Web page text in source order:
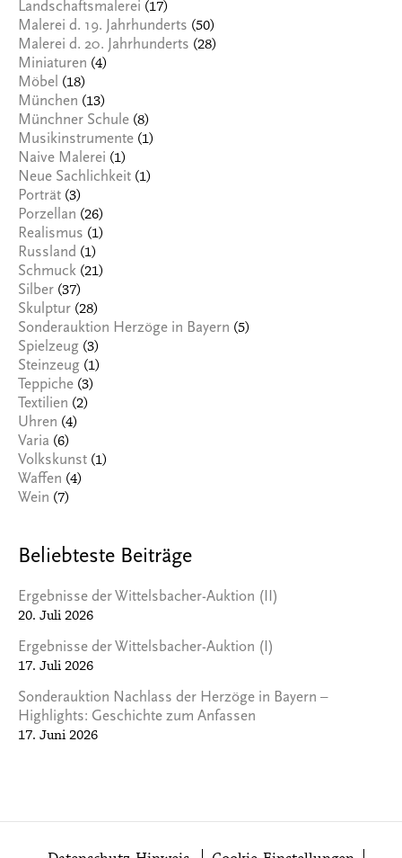
Landschaftsmalerei (17)
Malerei d. 19. Jahrhunderts (50)
Malerei d. 20. Jahrhunderts (28)
Miniaturen (4)
Möbel (18)
München (13)
Münchner Schule (8)
Musikinstrumente (1)
Naive Malerei (1)
Neue Sachlichkeit (1)
Porträt (3)
Porzellan (26)
Realismus (1)
Russland (1)
Schmuck (21)
Silber (37)
Skulptur (28)
Sonderauktion Herzöge in Bayern (5)
Spielzeug (3)
Steinzeug (1)
Teppiche (3)
Textilien (2)
Uhren (4)
Varia (6)
Volkskunst (1)
Waffen (4)
Wein (7)
Beliebteste Beiträge
Ergebnisse der Wittelsbacher-Auktion (II)
20. Juli 2026
Ergebnisse der Wittelsbacher-Auktion (I)
17. Juli 2026
Sonderauktion Nachlass der Herzöge in Bayern –
Highlights: Geschichte zum Anfassen
17. Juni 2026